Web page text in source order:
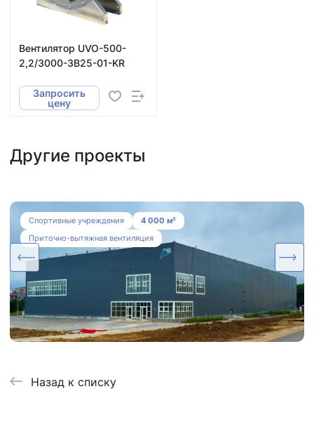
Вентилятор UVO-500-
2,2/3000-3В25-01-KR
Запросить
цену
Другие проекты
Спортивные учреждения
4 000 м²
Приточно-вытяжная вентиляция
Система вентиляции, дымоудаления и
осушения для Ледовой Арены
Назад к списку